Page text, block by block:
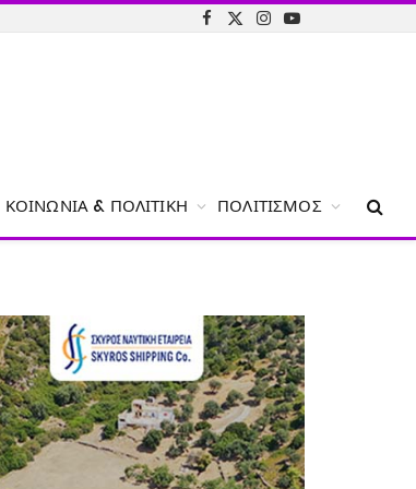
Facebook
X
Instagram
YouTube
ΚΟΙΝΩΝΊΑ & ΠΟΛΙΤΙΚΉ ΠΟΛΙΤΙΣΜΌΣ